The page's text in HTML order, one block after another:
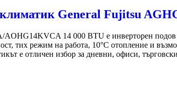
General Fujitsu
14 000 BTU е инверторен
тих режим на работа, 10°C отопление и
е отличен избор за дневни, офиси,